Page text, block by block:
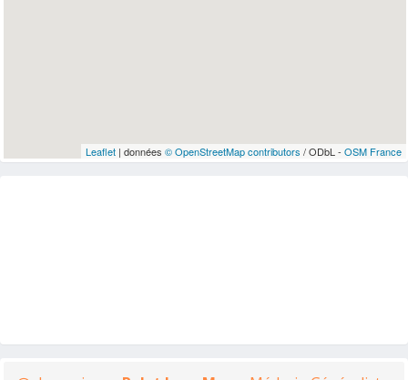
Leaflet| données © OpenStreetMap contributors / ODbL - OSM France